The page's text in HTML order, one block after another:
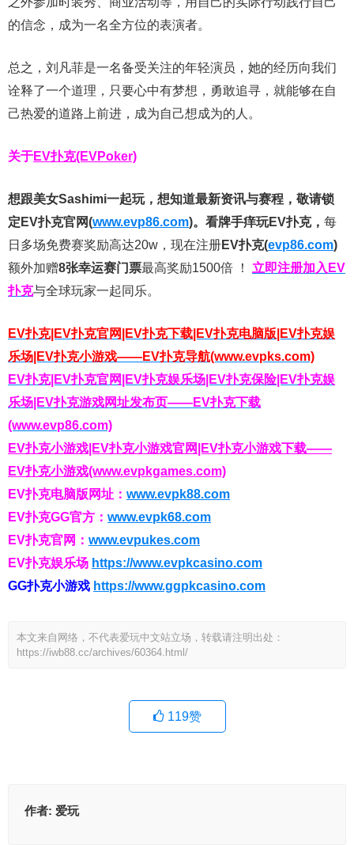
的信念，成为一名全方位的表演者。
总之，刘凡菲是一名备受关注的年轻演员，她的经历向我们
诠释了一个道理，只要心中有梦想，勇敢追寻，就能够在自
己热爱的道路上前进，成为自己想成为的人。
关于EV扑克(EVPoker)
想跟美女Sashimi一起玩， 想知道最新资讯与赛程， 敬请锁
定EV扑克官网(www.evp86.com)。 看牌手痒玩EV扑克， 每
日多场免费赛奖励高达20w，现在注册EV扑克(evp86.com)
额外加赠8张幸运赛门票最高奖励1500倍 ！ 立即注册加入EV
扑克与全球玩家一起同乐。
EV扑克|EV扑克官网|EV扑克下载|EV扑克电脑版|EV扑克娱
乐场|EV扑克小游戏——EV扑克导航(www.evpks.com)
EV扑克|EV扑克官网|EV扑克娱乐场|EV扑克保险|EV扑克娱
乐场|EV扑克游戏网址发布页——EV扑克下载
(www.evp86.com)
EV扑克小游戏|EV扑克小游戏官网|EV扑克小游戏下载——
EV扑克小游戏(www.evpkgames.com)
EV扑克电脑版网址： www.evpk88.com
EV扑克GG官方： www.evpk68.com
EV扑克官网： www.evpukes.com
EV扑克娱乐场 https://www.evpkcasino.com
GG扑克小游戏 https://www.ggpkcasino.com
本文来自网络，不代表爱玩中文站立场，转载请注明出处：
https://iwb88.cc/archives/60364.html/
119赞
作者: 爱玩